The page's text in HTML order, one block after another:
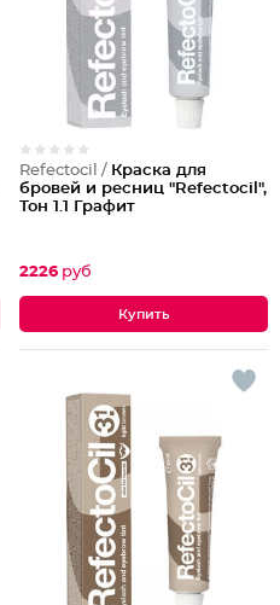
Refectocil / Краска для
бровей и ресниц "Refectocil",
Тон 1.1 Графит
2226 руб